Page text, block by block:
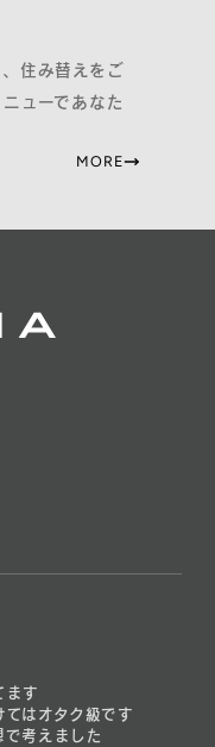
住み替えをご
ューであなた
MORE
ます
てはオタク級です
考えました